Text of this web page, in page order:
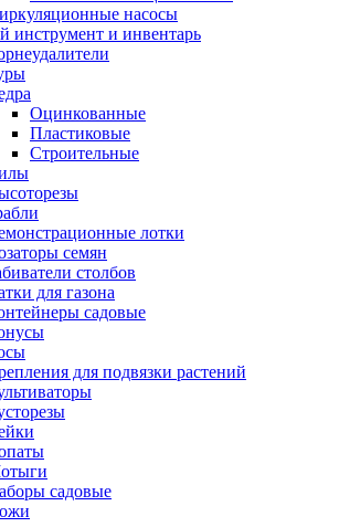
насосы
инструмент и инвентарь
Оцинкованные
Пластиковые
Строительные
лотки
семян
столбов
для газона
садовые
для подвязки растений
садовые